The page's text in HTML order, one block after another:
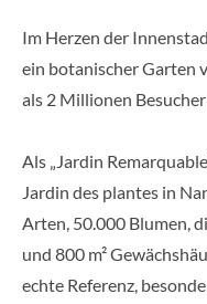
Im Herzen der
ein botanischer Garten
als 2 Millionen
Als „Jardin
Jardin des plantes in
Arten, 50.000 Blumen,
und 800 m²
echte Referenz,